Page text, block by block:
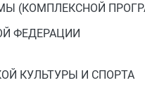
(КОМПЛЕКСНОЙ
ФЕДЕРАЦИИ
КУЛЬТУРЫ И СПОРТА